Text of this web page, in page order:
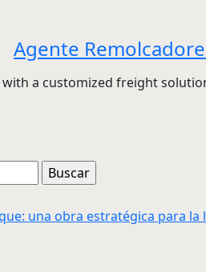
Agente
with a customized freight
una obra estratégica para